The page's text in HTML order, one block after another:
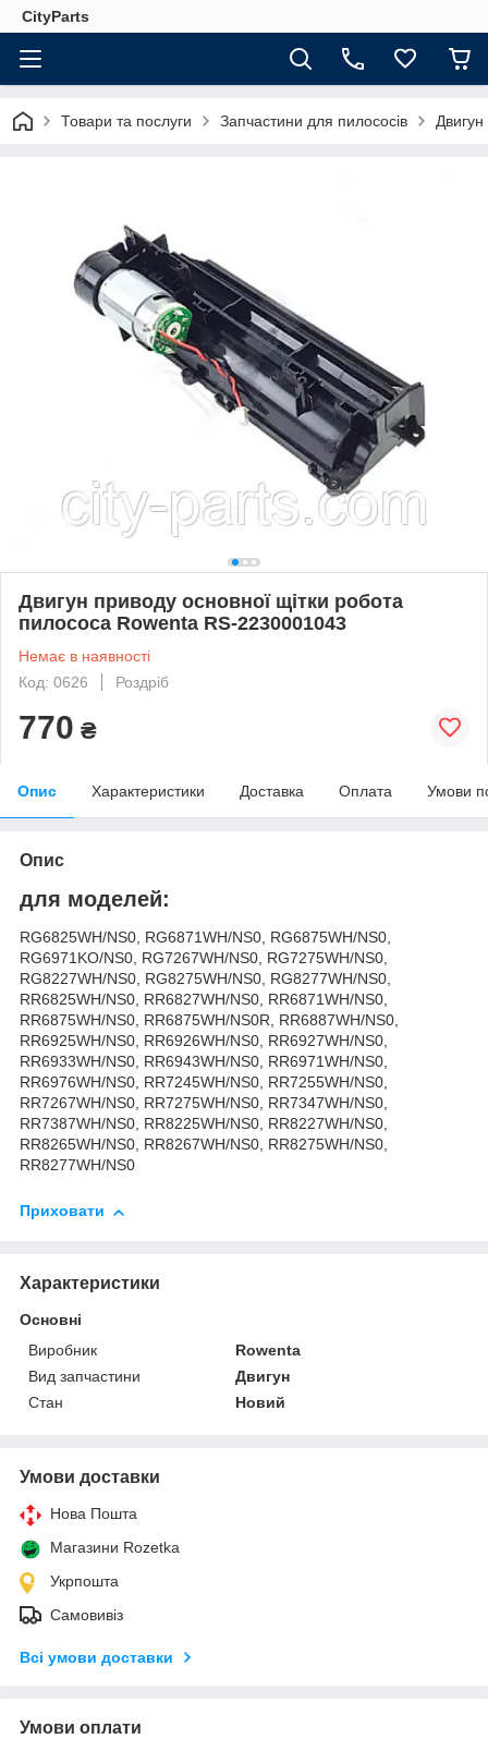
CityParts
Товари та послуги Запчастини для пилососів
Двигун приводу основної щітки робота
пилососа Rowenta RS-2230001043
Немає в наявності
Код: 0626
Роздріб
770 ₴
Опис Характеристики Доставка Оплата Умови
Опис
для моделей:
RG6825WH/NS0, RG6871WH/NS0, RG6875WH/NS0,
RG6971KO/NS0, RG7267WH/NS0, RG7275WH/NS0,
RG8227WH/NS0, RG8275WH/NS0, RG8277WH/NS0,
RR6825WH/NS0, RR6827WH/NS0, RR6871WH/NS0,
RR6875WH/NS0, RR6875WH/NS0R, RR6887WH/NS0,
RR6925WH/NS0, RR6926WH/NS0, RR6927WH/NS0,
RR6933WH/NS0, RR6943WH/NS0, RR6971WH/NS0,
RR6976WH/NS0, RR7245WH/NS0, RR7255WH/NS0,
RR7267WH/NS0, RR7275WH/NS0, RR7347WH/NS0,
RR7387WH/NS0, RR8225WH/NS0, RR8227WH/NS0,
RR8265WH/NS0, RR8267WH/NS0, RR8275WH/NS0,
RR8277WH/NS0
Приховати
Характеристики
Основні
Виробник
Rowenta
Вид запчастини
Двигун
Стан
Новий
Умови доставки
Нова Пошта
Магазини Rozetka
Укрпошта
Самовивіз
Всі умови доставки
Умови оплати